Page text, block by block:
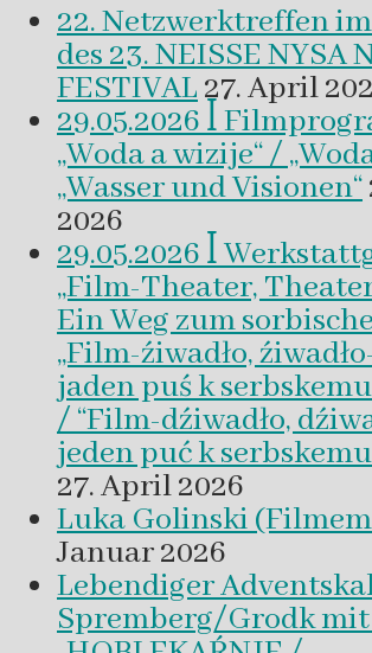
22. Netzwerktreffen
des 23. NEISSE NYSA
FESTIVAL 27. April
29.05.2026 ꟾ
„Woda a wizije“ /
„Wasser und Visionen“
2026
29.05.2026 ꟾ
„Film-Theater,
Ein Weg zum
„Film-źiwadło,
jaden puś k
/ “Film-dźiwadło,
jeden puć k
27. April 2026
Luka Golinski
Januar 2026
Lebendiger
Spremberg/Grodk